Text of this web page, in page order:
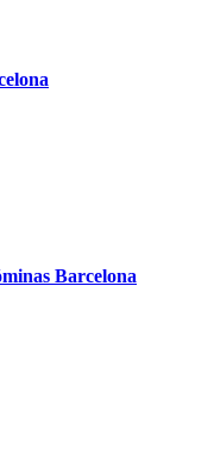
Barcelona